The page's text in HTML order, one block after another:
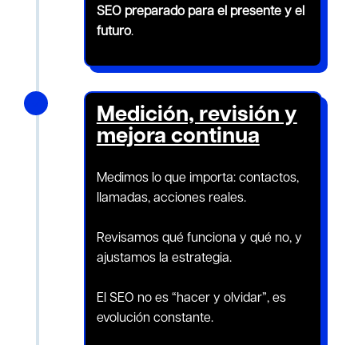
SEO preparado para el presente y el
futuro.
Medición, revisión y
mejora continua
Medimos lo que importa: contactos,
llamadas, acciones reales.
Revisamos qué funciona y qué no, y
ajustamos la estrategia.
El SEO no es “hacer y olvidar”, es
evolución constante.